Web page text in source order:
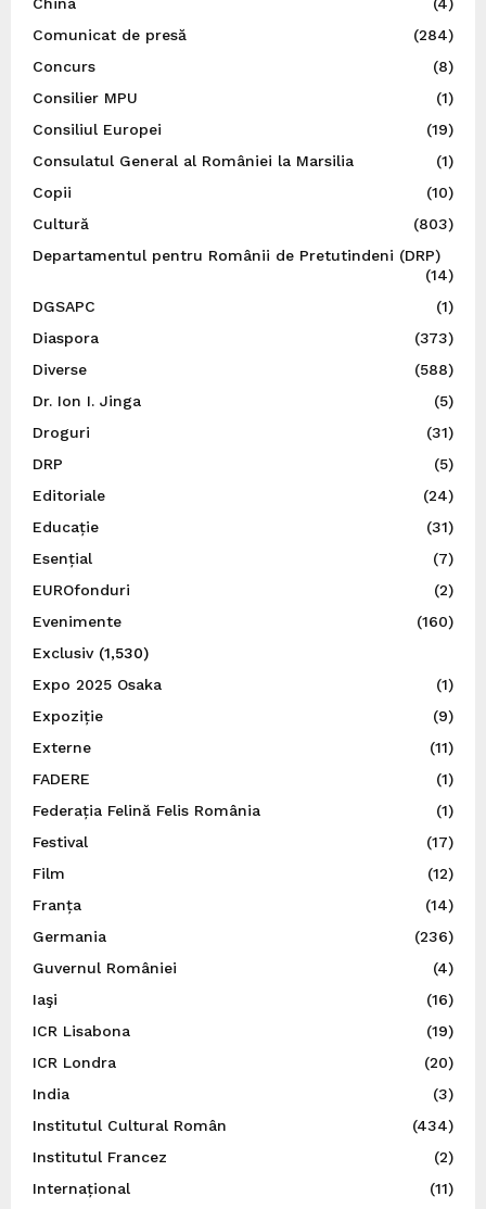
Comunicat de presă
(284)
Concurs
(8)
Consilier MPU
(1)
Consiliul Europei
(19)
Consulatul General al României la Marsilia
(1)
Copii
(10)
Cultură
(803)
Departamentul pentru Românii de Pretutindeni (DRP)
(14)
DGSAPC
(1)
Diaspora
(373)
Diverse
(588)
Dr. Ion I. Jinga
(5)
Droguri
(31)
DRP
(5)
Editoriale
(24)
Educație
(31)
Esențial
(7)
EUROfonduri
(2)
Evenimente
(160)
Exclusiv(1,530)
Expo 2025 Osaka
(1)
Expoziție
(9)
Externe
(11)
FADERE
(1)
Federația Felină Felis România
(1)
Festival
(17)
Film
(12)
Franța
(14)
Germania
(236)
Guvernul României
(4)
Iaşi
(16)
ICR Lisabona
(19)
ICR Londra
(20)
India
(3)
Institutul Cultural Român
(434)
Institutul Francez
(2)
Internațional
(11)